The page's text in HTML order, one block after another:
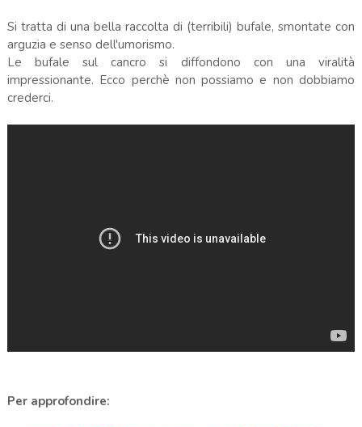
Si tratta di una bella raccolta di (terribili) bufale, smontate con
arguzia e senso dell'umorismo.
Le bufale sul cancro si diffondono con una viralità
impressionante. Ecco perchè non possiamo e non dobbiamo
crederci.
Per approfondire: